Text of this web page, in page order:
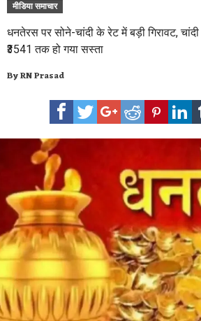
मीडिया समाचार
धनतेरस पर सोने-चांदी के रेट में बड़ी गिरावट,
₹3541 तक हो गया सस्ता
ByRN Prasad